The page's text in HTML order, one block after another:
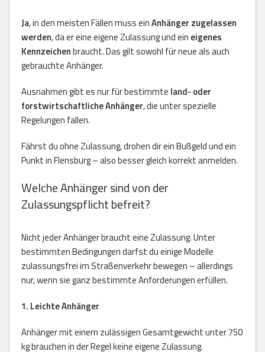
Ja, in den meisten Fällen muss einAnhänger zugelassen
werden, da er eine eigene Zulassung und ein eigenes
Kennzeichenbraucht. Das gilt sowohl für neue als auch
gebrauchte Anhänger.
Ausnahmen gibt es nur für bestimmte land- oder
forstwirtschaftliche Anhänger, die unter spezielle
Regelungen fallen.
Fährst du ohne Zulassung, drohen dir ein Bußgeld und ein
Punkt in Flensburg – also besser gleich korrekt anmelden.
Welche Anhänger sind von der
Zulassungspflicht befreit?
Nicht jeder Anhänger braucht eine Zulassung. Unter
bestimmten Bedingungen darfst du einige Modelle
zulassungsfrei im Straßenverkehr bewegen – allerdings
nur, wenn sie ganz bestimmte Anforderungen erfüllen.
1. Leichte Anhänger
Anhänger mit einem zulässigen Gesamtgewicht unter 750
kg brauchen in der Regel keine eigene Zulassung.